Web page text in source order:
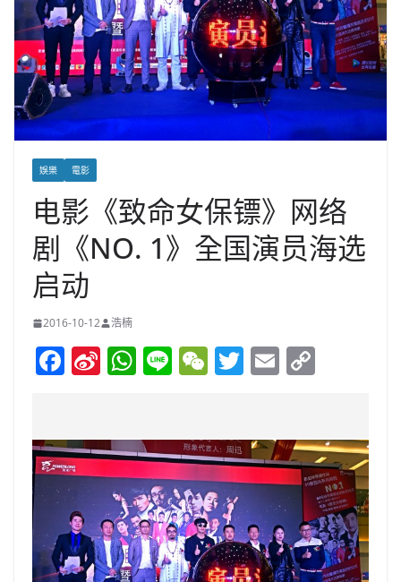
娛樂 電影
电影《致命女保镖》网络
剧《NO. 1》全国演员海选
启动
2016-10-12 浩楠
F
e
b
o
o
k
Si
W
ei
b
o
W
s
A
p
p
Li W
h
at
T
er
E
l y
Li
n
k